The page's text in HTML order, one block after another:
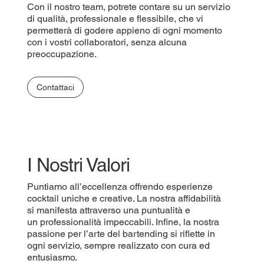
Con il nostro team, potrete contare su un servizio
di qualità, professionale e flessibile, che vi
permetterà di godere appieno di ogni momento
con i vostri collaboratori, senza alcuna
preoccupazione.
Contattaci
I Nostri Valori
Puntiamo all’eccellenza offrendo esperienze
cocktail uniche e creative. La nostra affidabilità
si manifesta attraverso una puntualità e
un professionalità impeccabili. Infine, la nostra
passione per l’arte del bartending si riflette in
ogni servizio, sempre realizzato con cura ed
entusiasmo.